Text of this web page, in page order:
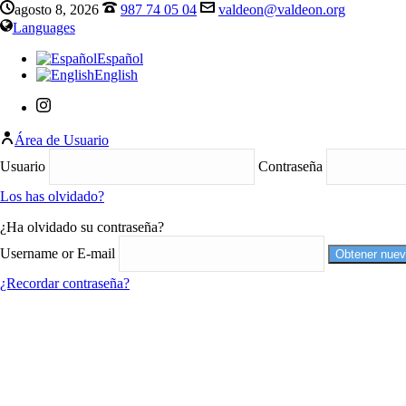
agosto 8, 2026 987 74 05 04
valdeon@valdeon.org
Languages
Español
English
Área de Usuario
Usuario
Contraseña
Los has olvidado?
¿Ha olvidado su contraseña?
Username or E-mail
¿Recordar contraseña?